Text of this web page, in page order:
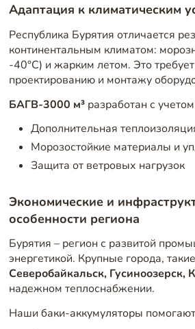
Адаптация к климатическим
Республика Бурятия отличается
континентальным климатом:
-40°C) и жарким летом. Это
проектированию и монтажу
БАГВ-3000 м³разработан с
Дополнительная
Морозостойкие материалы и
Защита от ветровых нагрузок
Экономические и
особенности региона
Бурятия – регион с развитой
энергетикой. Крупные города,
Северобайкальск, Гусиноозерск,
надежном теплоснабжении.
Наши баки-аккумуляторы